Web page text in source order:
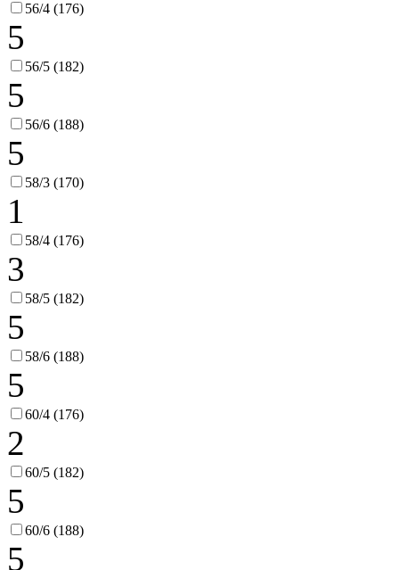
56/4 (176)
5
56/5 (182)
5
56/6 (188)
5
58/3 (170)
1
58/4 (176)
3
58/5 (182)
5
58/6 (188)
5
60/4 (176)
2
60/5 (182)
5
60/6 (188)
5